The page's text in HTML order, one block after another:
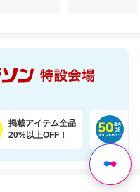
掲載アイテム全品
20%以上OFF！